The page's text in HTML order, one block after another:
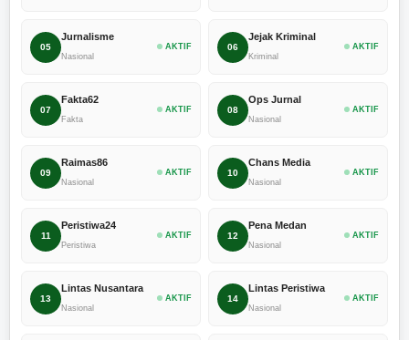
05
Jurnalisme
Nasional
AKTIF 06
Jejak Kriminal
Kriminal
AKTIF
07
Fakta62
Fakta
AKTIF 08
Ops Jurnal
Nasional
AKTIF
09
Raimas86
Nasional
AKTIF 10
Chans Media
Nasional
AKTIF
11
Peristiwa24
Peristiwa
AKTIF 12
Pena Medan
Nasional
AKTIF
13
Lintas Nusantara
Nasional
AKTIF 14
Lintas Peristiwa
Nasional
AKTIF